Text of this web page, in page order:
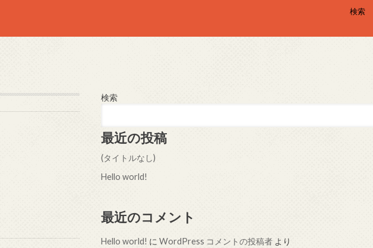
検索
検索
最近の投稿
(タイトルなし)
Hello world!
最近のコメント
Hello world! に WordPress コメントの投稿者 より